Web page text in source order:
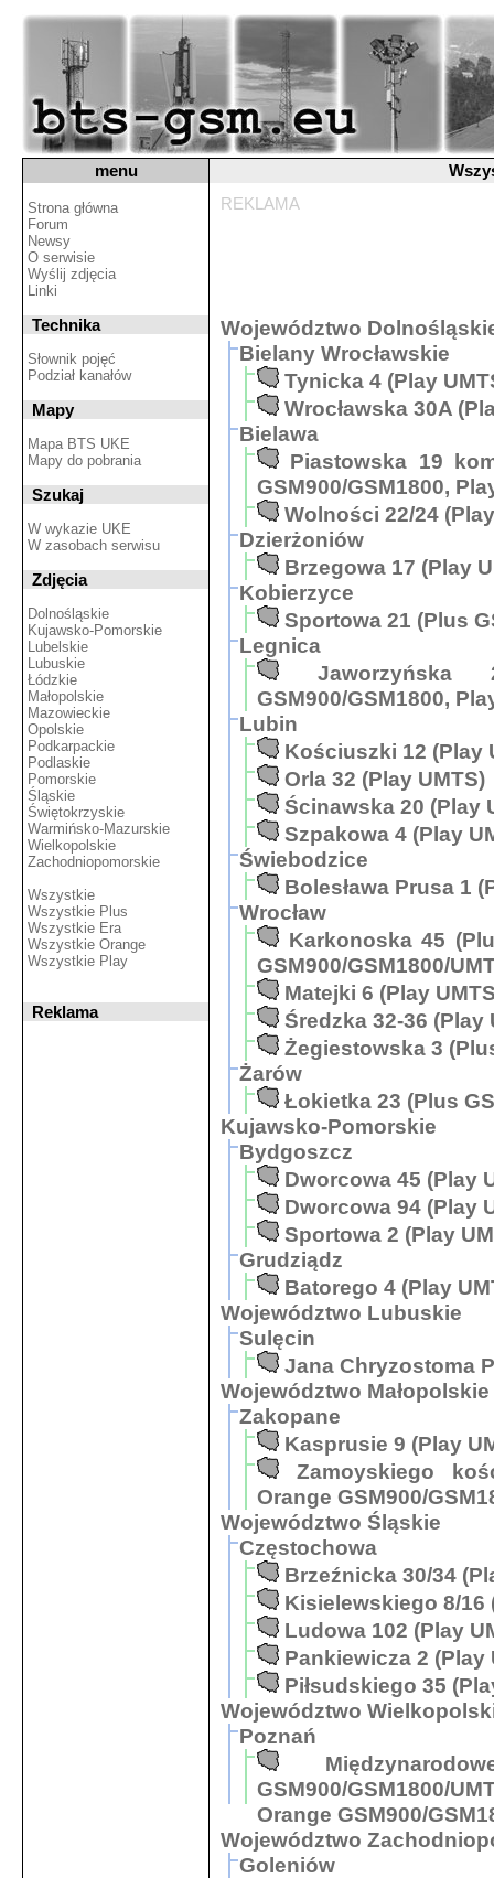
REKLAMA
Województwo
Bielany Wrocławskie
Tynicka 4 (Play
Wrocławska 30A
Bielawa
Piastowska 19
GSM900/GSM1800,
Wolności 22/24
Dzierżoniów
Brzegowa 17 (Play
Kobierzyce
Sportowa 21 (Plus
Legnica
GSM900/GSM1800,
Lubin
Kościuszki 12 (Play
Orla 32 (Play UMTS)
Ścinawska 20 (Play
Szpakowa 4 (Play
Świebodzice
Bolesława Prusa 1
Wrocław
Karkonoska 45
GSM900/GSM1800/
Matejki 6 (Play
Średzka 32-36 (Play
Żegiestowska 3
Żarów
Łokietka 23 (Plus
Kujawsko-Pomorskie
Bydgoszcz
Dworcowa 45 (Play
Dworcowa 94 (Play
Sportowa 2 (Play
Grudziądz
Batorego 4 (Play
Województwo Lubuskie
Sulęcin
Jana Chryzostoma
Województwo Małopolskie
Zakopane
Kasprusie 9 (Play
Zamoyskiego
Orange GSM900/
Województwo Śląskie
Częstochowa
Brzeźnicka 30/34
Kisielewskiego 8/16
Ludowa 102 (Play
Pankiewicza 2 (Play
Piłsudskiego 35
Województwo
Poznań
GSM900/GSM1800/
Orange GSM900/
Województwo
Goleniów
menu
Strona główna
Forum
Newsy
O serwisie
Wyślij zdjęcia
Linki
Technika
Słownik pojęć
Podział kanałów
Mapy
Mapa BTS UKE
Mapy do pobrania
Szukaj
W wykazie UKE
W zasobach serwisu
Zdjęcia
Dolnośląskie
Kujawsko-Pomorskie
Lubelskie
Lubuskie
Łódzkie
Małopolskie
Mazowieckie
Opolskie
Podkarpackie
Podlaskie
Pomorskie
Śląskie
Świętokrzyskie
Warmińsko-Mazurskie
Wielkopolskie
Zachodniopomorskie
Wszystkie
Wszystkie Plus
Wszystkie Era
Wszystkie Orange
Wszystkie Play
Reklama